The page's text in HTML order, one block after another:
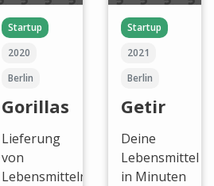
Startup
2020
Berlin
Gorillas
Lieferung
von
Lebensmitteln
Startup
2021
Berlin
Getir
Deine
Lebensmittel
in Minuten